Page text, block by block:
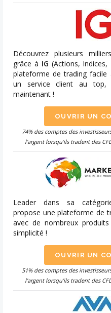
Découvrez plusieurs
grâce à IG (Actions,
plateforme de trading facile
un service client au top,
maintenant !
OUVRIR UN
74% des comptes des
l'argent lorsqu'ils tradent des
Leader dans sa
propose une plateforme de
avec de nombreux
simplicité !
OUVRIR UN
51% des comptes des
l'argent lorsqu'ils tradent des